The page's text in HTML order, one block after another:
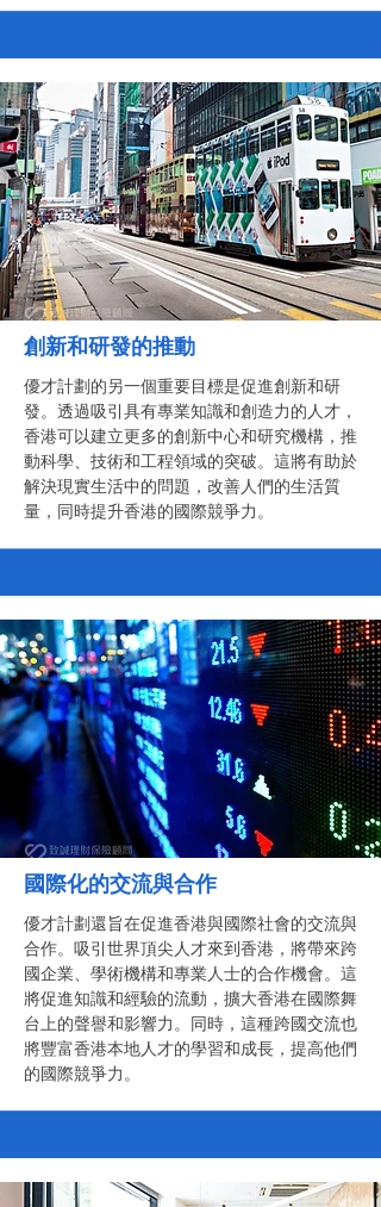
創新和研發的推動
優才計劃的另一個重要目標是促進創新和研
發。透過吸引具有專業知識和創造力的人才，
香港可以建立更多的創新中心和研究機構，推
動科學、技術和工程領域的突破。這將有助於
解決現實生活中的問題，改善人們的生活質
量，同時提升香港的國際競爭力。
國際化的交流與合作
優才計劃還旨在促進香港與國際社會的交流與
合作。吸引世界頂尖人才來到香港，將帶來跨
國企業、學術機構和專業人士的合作機會。這
將促進知識和經驗的流動，擴大香港在國際舞
台上的聲譽和影響力。同時，這種跨國交流也
將豐富香港本地人才的學習和成長，提高他們
的國際競爭力。